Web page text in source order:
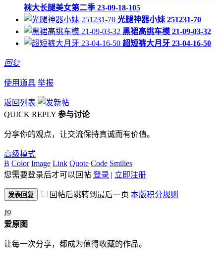
袜大长腿美女第二季 23-09-18-105
光腿神器小妹 251231-70
黑裙高挑车模 21-09-03-32
超短裤大月牙 23-04-16-50
回复
使用道具 举报
返回列表
QUICK REPLY 参与讨论
分享你的观点，让交流保持真诚而有价值。
高级模式
B Color Image Link Quote Code Smilies
您需要登录后才可以回帖 登录 | 立即注册
发表回复 回帖后跳转到最后一页 本版积分规则
J9
爱原图
让每一次分享，都成为值得收藏的作品。